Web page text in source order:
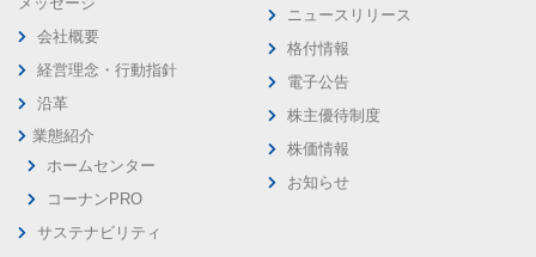
会社概要
経営理念・行動指針
沿革
業態紹介
ホームセンター
コーナンPRO
サステナビリティ
ニュースリリース
格付情報
電子公告
株主優待制度
株価情報
お知らせ